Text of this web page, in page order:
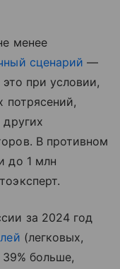
менее
сценарий —
при условии,
потрясений,
В противном
до 1 млн
за 2024 год
(легковых,
больше,